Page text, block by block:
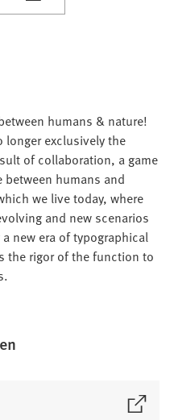
humans & nature!
longer exclusively the
of collaboration, a game
humans and
we live today, where
and new scenarios
new era of typographical
the rigor of the function to